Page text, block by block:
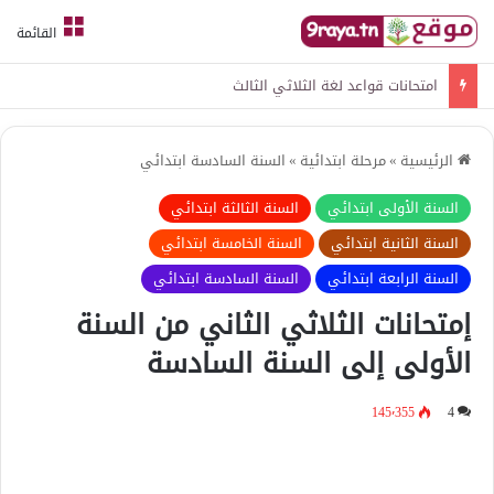
القائمة
امتحانات قواعد لغة الثلاثي الثالث
الرئيسية »مرحلة ابتدائية »السنة السادسة ابتدائي
السنة الأولى ابتدائي
السنة الثالثة ابتدائي
السنة الثانية ابتدائي
السنة الخامسة ابتدائي
السنة الرابعة ابتدائي
السنة السادسة ابتدائي
إمتحانات الثلاثي الثاني من السنة
الأولى إلى السنة السادسة
4 145٬355